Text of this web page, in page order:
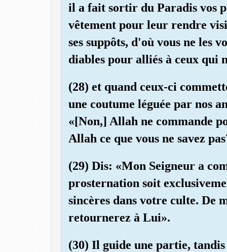
il a fait sortir du Paradis vos
vêtement pour leur rendre
ses suppôts, d'où vous ne les
diables pour alliés à ceux qui
(28) et quand ceux-ci
une coutume léguée par nos
«[Non,] Allah ne commande
Allah ce que vous ne savez
(29) Dis: «Mon Seigneur a
prosternation soit
sincères dans votre culte. De
retournerez à Lui».
(30) Il guide une partie,